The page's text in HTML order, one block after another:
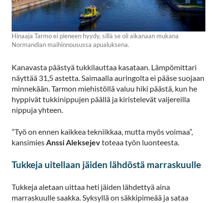
Hinaaja Tarmo ei pieneen hyydy, sillä se oli aikanaan mukana
Normandian maihinnousussa apualuksena.
Kanavasta päästyä tukkilauttaa kasataan. Lämpömittari
näyttää 31,5 astetta. Saimaalla auringolta ei pääse suojaan
minnekään. Tarmon miehistöllä valuu hiki päästä, kun he
hyppivät tukkinippujen päällä ja kiristelevät vaijereilla
nippuja yhteen.
”Työ on ennen kaikkea tekniikkaa, mutta myös voimaa”,
kansimies Anssi Aleksejevtoteaa työn luonteesta.
Tukkeja uitellaan jäiden lähdöstä marraskuulle
Tukkeja aletaan uittaa heti jäiden lähdettyä aina
marraskuulle saakka. Syksyllä on säkkipimeää ja sataa